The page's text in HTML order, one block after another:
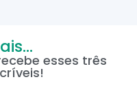
esses três